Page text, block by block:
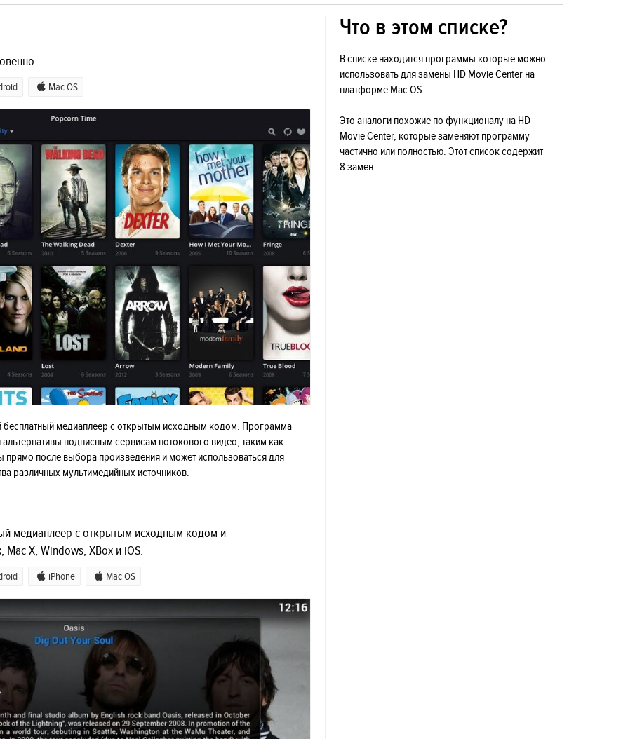
Mac OS
бесплатный медиаплеер с открытым исходным кодом. Программа
альтернативы подписным сервисам потокового видео, таким как
после выбора произведения и может использоваться для
различных мультимедийных источников.
медиаплеер с открытым исходным кодом и
Mac X, Windows, XBox и iOS.
iPhone Mac OS
Что в этом списке?
В списке находится программы которые можно
использовать для замены HD Movie Center на
платформе Mac OS.
Это аналоги похожие по функционалу на HD
Movie Center, которые заменяют программу
частично или полностью. Этот список содержит
8 замен.